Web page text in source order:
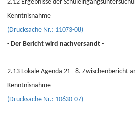
2.12 Ergebnisse der
Kenntnisnahme
(Drucksache Nr.: 11073-08)
- Der Bericht wird nachversandt -
2.13 Lokale Agenda 21 - 8. Zwischenbericht
Kenntnisnahme
(Drucksache Nr.: 10630-07)